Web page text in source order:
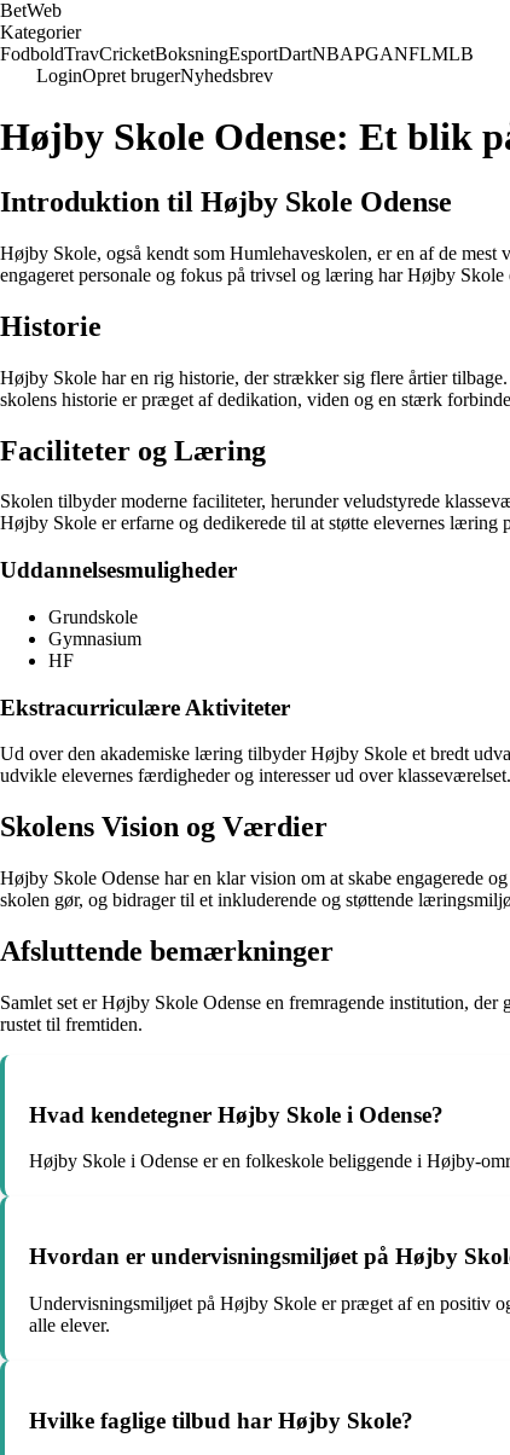
BetWeb
Kategorier
FodboldTravCricketBoksningEsportDartNBAPGANFLMLB
LoginOpret brugerNyhedsbrev
Højby Skole Odense: Et blik
Introduktion til Højby Skole Odense
Højby Skole, også kendt som Humlehaveskolen, er en af de
engageret personale og fokus på trivsel og læring har Højby Skole
Historie
Højby Skole har en rig historie, der strækker sig flere årtier
skolens historie er præget af dedikation, viden og en stærk
Faciliteter og Læring
Skolen tilbyder moderne faciliteter, herunder veludstyrede
Højby Skole er erfarne og dedikerede til at støtte elevernes læring
Uddannelsesmuligheder
Grundskole
Gymnasium
HF
Ekstracurriculære Aktiviteter
Ud over den akademiske læring tilbyder Højby Skole et bredt
udvikle elevernes færdigheder og interesser ud over klasseværelset.
Skolens Vision og Værdier
Højby Skole Odense har en klar vision om at skabe engagerede
skolen gør, og bidrager til et inkluderende og støttende
Afsluttende bemærkninger
Samlet set er Højby Skole Odense en fremragende institution,
rustet til fremtiden.
Hvad kendetegner Højby Skole i Odense?
Højby Skole i Odense er en folkeskole beliggende i Højby-
Hvordan er undervisningsmiljøet på Højby
Undervisningsmiljøet på Højby Skole er præget af en positiv
alle elever.
Hvilke faglige tilbud har Højby Skole?